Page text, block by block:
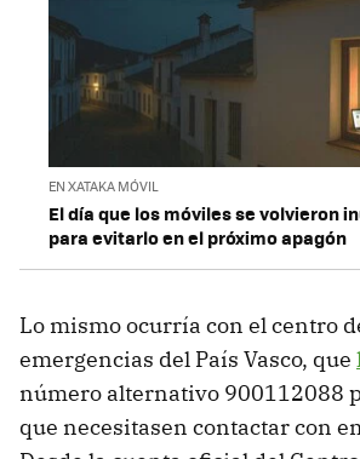
EN XATAKA MÓVIL
El día que los móviles se volvieron
para evitarlo en el próximo apagón
Lo mismo ocurría con el centro
emergencias del País Vasco, que
número alternativo 900112088
que necesitasen contactar con